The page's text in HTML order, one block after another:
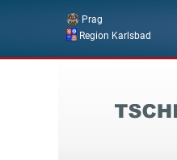
Prag
Region Karlsbad
Online